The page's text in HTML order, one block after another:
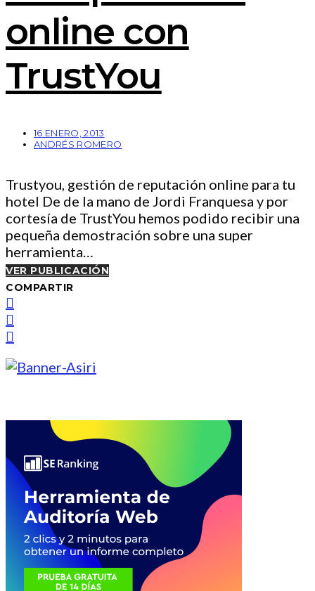
online con
TrustYou
16 ENERO, 2013
ANDRÉS ROMERO
Trustyou, gestión de reputación online para tu
hotel De de la mano de Jordi Franquesa y por
cortesía de TrustYou hemos podido recibir una
pequeña demostración sobre una super
herramienta…
VER PUBLICACIÓN
COMPARTIR